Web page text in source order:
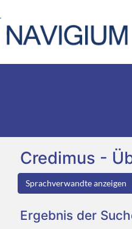
Credimus -
Sprachverwandte anzeigen
Ergebnis der